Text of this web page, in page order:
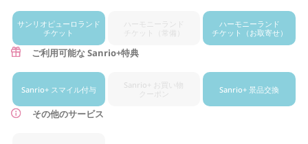
サンリオ ピューロランド
チケット
ランド
（常備）
ハーモニーランド
チケット
（お取寄せ）
ご利用可能な Sanrio+特典
Sanrio+ スマイル付与
Sanrio+ お買い物
クーポン
Sanrio+ 景品交換
その他のサービス